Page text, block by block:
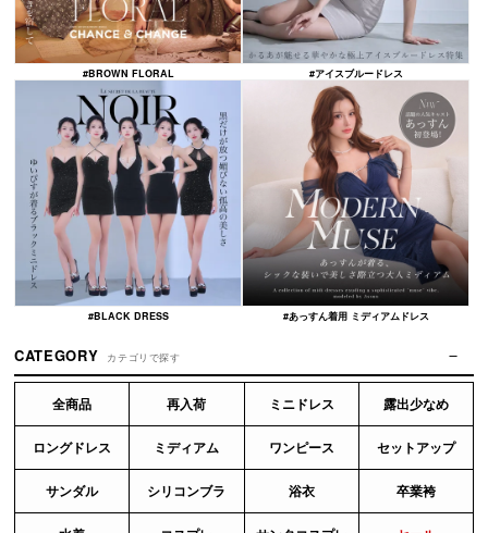
#BROWN FLORAL #アイスブルードレス
#BLACK DRESS #あっすん着用 ミディアムドレス
CATEGORY カテゴリで探す
全商品 再入荷 ミニドレス 露出少なめ
ロングドレス ミディアム ワンピース セットアップ
サンダル シリコンブラ 浴衣 卒業袴